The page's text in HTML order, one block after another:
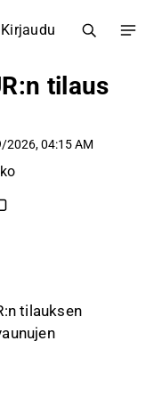
Kirjaudu
tilaus
2026, 04:15 AM
tilauksen